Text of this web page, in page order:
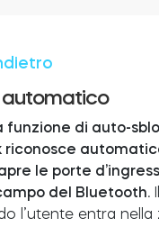
funzione di auto-
riconosce
le porte
del Bluetooth.
l’utente entra nella